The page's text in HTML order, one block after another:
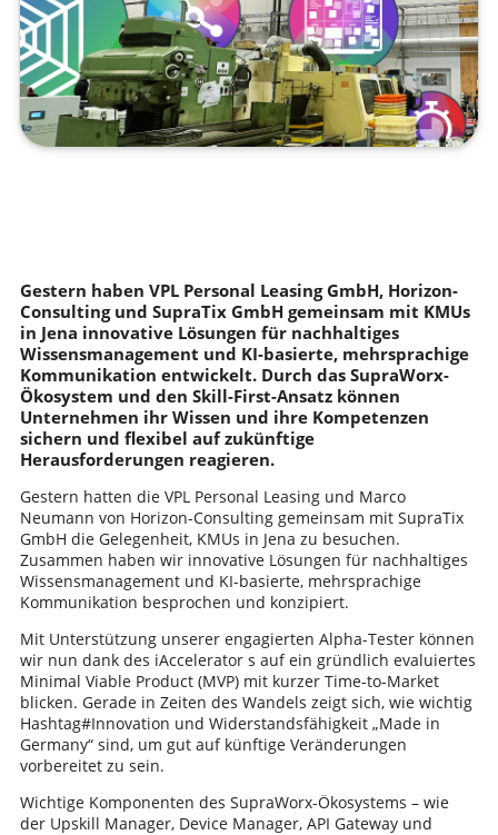
Gestern haben VPL Personal Leasing GmbH, Horizon-
Consulting und SupraTix GmbH gemeinsam mit KMUs
in Jena innovative Lösungen für nachhaltiges
Wissensmanagement und KI-basierte, mehrsprachige
Kommunikation entwickelt. Durch das SupraWorx-
Ökosystem und den Skill-First-Ansatz können
Unternehmen ihr Wissen und ihre Kompetenzen
sichern und flexibel auf zukünftige
Herausforderungen reagieren.
Gestern hatten die VPL Personal Leasing und Marco
Neumann von Horizon-Consulting gemeinsam mit SupraTix
GmbH die Gelegenheit, KMUs in Jena zu besuchen.
Zusammen haben wir innovative Lösungen für nachhaltiges
Wissensmanagement und KI-basierte, mehrsprachige
Kommunikation besprochen und konzipiert.
Mit Unterstützung unserer engagierten Alpha-Tester können
wir nun dank des iAccelerator s auf ein gründlich evaluiertes
Minimal Viable Product (MVP) mit kurzer Time-to-Market
blicken. Gerade in Zeiten des Wandels zeigt sich, wie wichtig
Hashtag#Innovation und Widerstandsfähigkeit „Made in
Germany“ sind, um gut auf künftige Veränderungen
vorbereitet zu sein.
Wichtige Komponenten des SupraWorx-Ökosystems – wie
der Upskill Manager, Device Manager, API Gateway und